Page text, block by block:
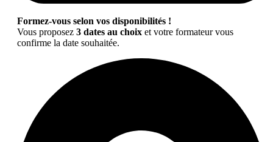
Formez-vous selon vos disponibilités !
Vous proposez 3 dates au choix et votre formateur vous
confirme la date souhaitée.